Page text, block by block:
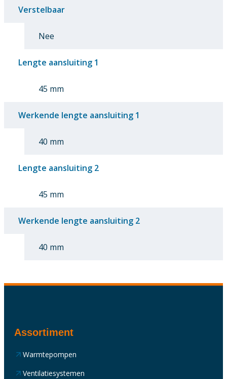
Verstelbaar
Nee
Lengte aansluiting 1
45 mm
Werkende lengte aansluiting 1
40 mm
Lengte aansluiting 2
45 mm
Werkende lengte aansluiting 2
40 mm
Assortiment
Warmtepompen
Ventilatiesystemen